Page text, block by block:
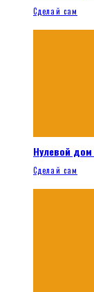
Сделай сам
Нулевой
Сделай сам